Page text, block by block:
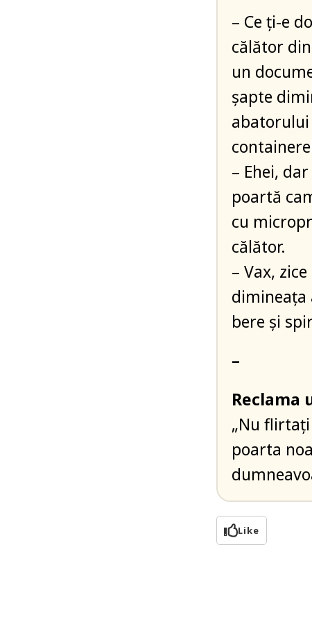
– Ce ţi-e
călător
un
şapte
abatorului
– Ehei,
poartă
cu
călător.
– Vax,
dimineaţa
bere şi
–
Reclama
„Nu
poarta
Like